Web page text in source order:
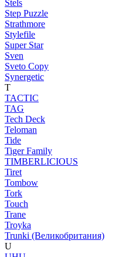
Stels
Step Puzzle
Strathmore
Stylefile
Super Star
Sven
Sveto Copy
Synergetic
T
TACTIC
TAG
Tech Deck
Teloman
Tide
Tiger Family
TIMBERLICIOUS
Tiret
Tombow
Tork
Touch
Trane
Troyka
Trunki (Великобритания)
U